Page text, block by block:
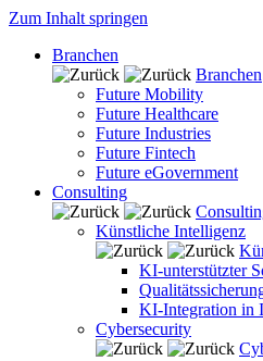
Zum Inhalt springen
Branchen
Branchen
Future Mobility
Future Healthcare
Future Industries
Future Fintech
Future eGovernment
Consulting
Künstliche Intelligenz
KI-unterstützter
KI-Integration in
Cybersecurity